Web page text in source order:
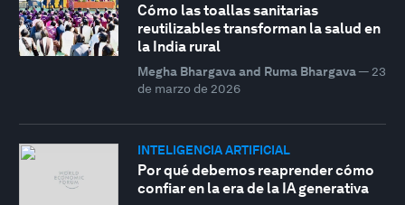
Cómo las toallas sanitarias
reutilizables transforman la salud en
la India rural
Megha Bhargava and Ruma Bhargava— 23
de marzo de 2026
INTELIGENCIA ARTIFICIAL
Por qué debemos reaprender cómo
confiar en la era de la IA generativa